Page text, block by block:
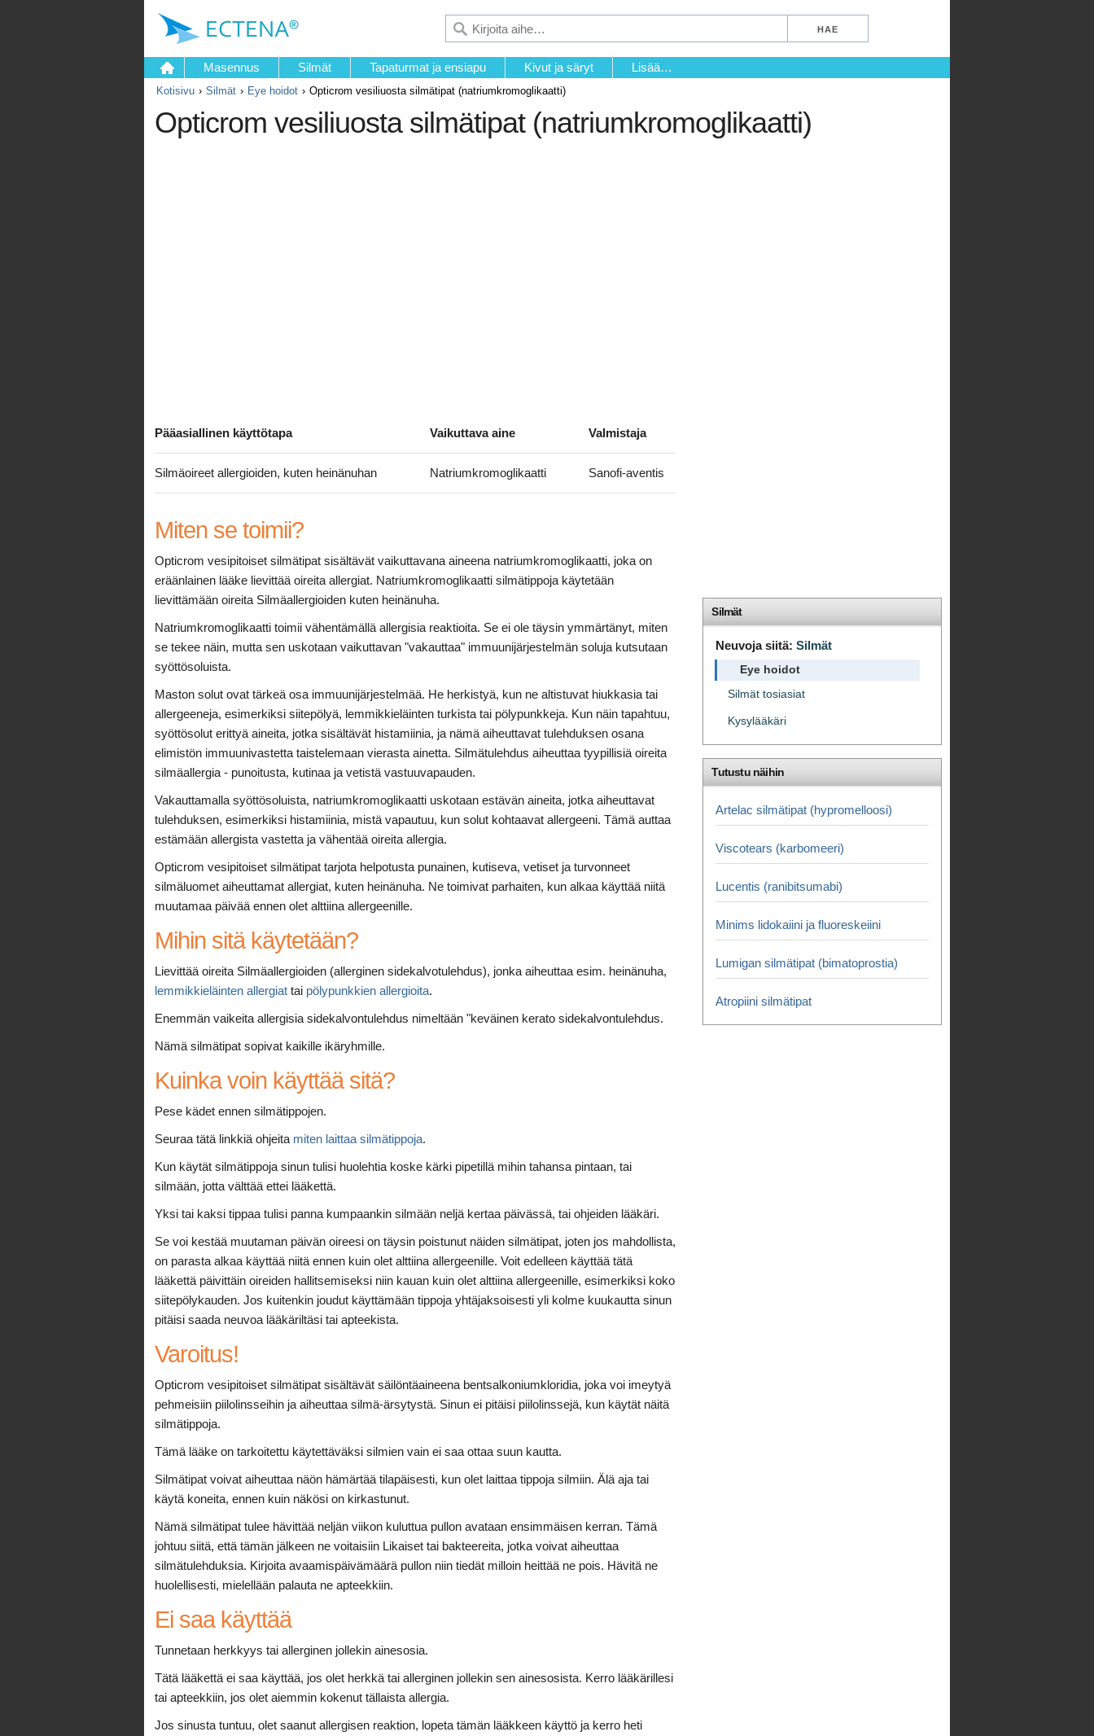
Masennus Silmät Tapaturmat ja ensiapu Kivut ja säryt Lisää…
Kotisivu Silmät Eye hoidot Opticrom vesiliuosta silmätipat (natriumkromoglikaatti)
Opticrom vesiliuosta silmätipat (natriumkromoglikaatti)
Pääasiallinen käyttötapa Vaikuttava aine Valmistaja
Silmäoireet allergioiden, kuten heinänuhan Natriumkromoglikaatti Sanofi-aventis
Miten se toimii?
Opticrom vesipitoiset silmätipat sisältävät vaikuttavana aineena natriumkromoglikaatti, joka on
eräänlainen lääke lievittää oireita allergiat. Natriumkromoglikaatti silmätippoja käytetään
lievittämään oireita Silmäallergioiden kuten heinänuha.
Natriumkromoglikaatti toimii vähentämällä allergisia reaktioita. Se ei ole täysin ymmärtänyt, miten
se tekee näin, mutta sen uskotaan vaikuttavan "vakauttaa" immuunijärjestelmän soluja kutsutaan
syöttösoluista.
Maston solut ovat tärkeä osa immuunijärjestelmää. He herkistyä, kun ne altistuvat hiukkasia tai
allergeeneja, esimerkiksi siitepölyä, lemmikkieläinten turkista tai pölypunkkeja. Kun näin tapahtuu,
syöttösolut erittyä aineita, jotka sisältävät histamiinia, ja nämä aiheuttavat tulehduksen osana
elimistön immuunivastetta taistelemaan vierasta ainetta. Silmätulehdus aiheuttaa tyypillisiä oireita
silmäallergia - punoitusta, kutinaa ja vetistä vastuuvapauden.
Vakauttamalla syöttösoluista, natriumkromoglikaatti uskotaan estävän aineita, jotka aiheuttavat
tulehduksen, esimerkiksi histamiinia, mistä vapautuu, kun solut kohtaavat allergeeni. Tämä auttaa
estämään allergista vastetta ja vähentää oireita allergia.
Opticrom vesipitoiset silmätipat tarjota helpotusta punainen, kutiseva, vetiset ja turvonneet
silmäluomet aiheuttamat allergiat, kuten heinänuha. Ne toimivat parhaiten, kun alkaa käyttää niitä
muutamaa päivää ennen olet alttiina allergeenille.
Mihin sitä käytetään?
Lievittää oireita Silmäallergioiden (allerginen sidekalvotulehdus), jonka aiheuttaa esim. heinänuha,
lemmikkieläinten allergiat tai pölypunkkien allergioita.
Enemmän vaikeita allergisia sidekalvontulehdus nimeltään "keväinen kerato sidekalvontulehdus.
Nämä silmätipat sopivat kaikille ikäryhmille.
Kuinka voin käyttää sitä?
Pese kädet ennen silmätippojen.
Seuraa tätä linkkiä ohjeita miten laittaa silmätippoja.
Kun käytät silmätippoja sinun tulisi huolehtia koske kärki pipetillä mihin tahansa pintaan, tai
silmään, jotta välttää ettei lääkettä.
Yksi tai kaksi tippaa tulisi panna kumpaankin silmään neljä kertaa päivässä, tai ohjeiden lääkäri.
Se voi kestää muutaman päivän oireesi on täysin poistunut näiden silmätipat, joten jos mahdollista,
on parasta alkaa käyttää niitä ennen kuin olet alttiina allergeenille. Voit edelleen käyttää tätä
lääkettä päivittäin oireiden hallitsemiseksi niin kauan kuin olet alttiina allergeenille, esimerkiksi koko
siitepölykauden. Jos kuitenkin joudut käyttämään tippoja yhtäjaksoisesti yli kolme kuukautta sinun
pitäisi saada neuvoa lääkäriltäsi tai apteekista.
Varoitus!
Opticrom vesipitoiset silmätipat sisältävät säilöntäaineena bentsalkoniumkloridia, joka voi imeytyä
pehmeisiin piilolinsseihin ja aiheuttaa silmä-ärsytystä. Sinun ei pitäisi piilolinssejä, kun käytät näitä
silmätippoja.
Tämä lääke on tarkoitettu käytettäväksi silmien vain ei saa ottaa suun kautta.
Silmätipat voivat aiheuttaa näön hämärtää tilapäisesti, kun olet laittaa tippoja silmiin. Älä aja tai
käytä koneita, ennen kuin näkösi on kirkastunut.
Nämä silmätipat tulee hävittää neljän viikon kuluttua pullon avataan ensimmäisen kerran. Tämä
johtuu siitä, että tämän jälkeen ne voitaisiin Likaiset tai bakteereita, jotka voivat aiheuttaa
silmätulehduksia. Kirjoita avaamispäivämäärä pullon niin tiedät milloin heittää ne pois. Hävitä ne
huolellisesti, mielellään palauta ne apteekkiin.
Ei saa käyttää
Tunnetaan herkkyys tai allerginen jollekin ainesosia.
Tätä lääkettä ei saa käyttää, jos olet herkkä tai allerginen jollekin sen ainesosista. Kerro lääkärillesi
tai apteekkiin, jos olet aiemmin kokenut tällaista allergia.
Jos sinusta tuntuu, olet saanut allergisen reaktion, lopeta tämän lääkkeen käyttö ja kerro heti
Silmät
Neuvoja siitä:Silmät
Eye hoidot
Silmät tosiasiat
Kysylääkäri
Tutustu näihin
Artelac silmätipat (hypromelloosi)
Viscotears (karbomeeri)
Lucentis (ranibitsumabi)
Minims lidokaiini ja fluoreskeiini
Lumigan silmätipat (bimatoprostia)
Atropiini silmätipat